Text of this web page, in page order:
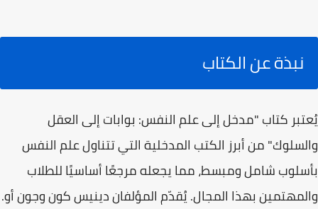
نبذة عن الكتاب
يُعتبر كتاب "مدخل إلى علم النفس: بوابات إلى العقل
والسلوك" من أبرز الكتب المدخلية التي تتناول علم النفس
بأسلوب شامل ومبسط، مما يجعله مرجعًا أساسيًا للطلاب
والمهتمين بهذا المجال. يُقدّم المؤلفان دينيس كون وجون أو.